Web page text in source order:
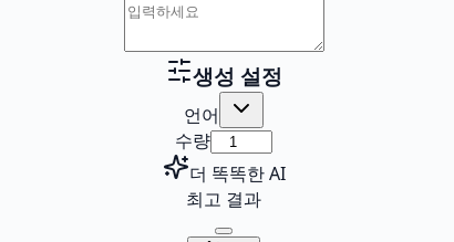
생성 설정
언어
수량
더 똑똑한 AI
최고 결과